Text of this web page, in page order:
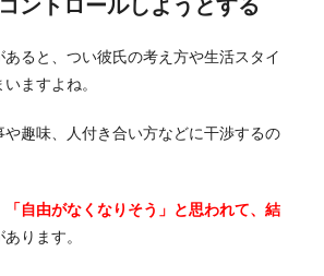
ントロールしようとする
ると、つい彼氏の考え方や生活スタイ
ますよね。
や趣味、人付き合い方などに干渉するの
「自由がなくなりそう」と思われて、結
ります。